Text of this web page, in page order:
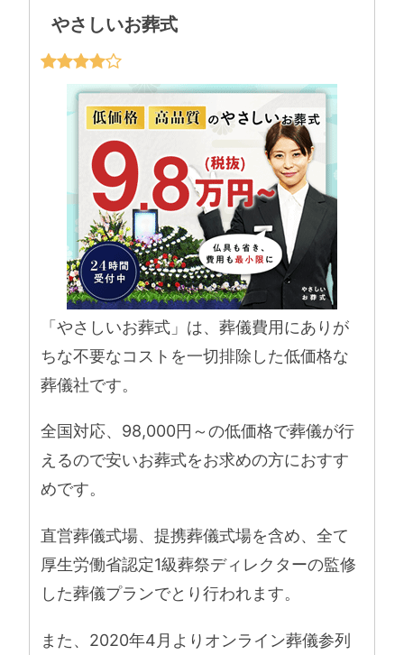
やさしいお葬式
「やさしいお葬式」は、葬儀費用にありが
ちな不要なコストを一切排除した低価格な
葬儀社です。
全国対応、98,000円～の低価格で葬儀が行
えるので安いお葬式をお求めの方におすす
めです。
直営葬儀式場、提携葬儀式場を含め、全て
厚生労働省認定1級葬祭ディレクターの監修
した葬儀プランでとり行われます。
また、2020年4月よりオンライン葬儀参列